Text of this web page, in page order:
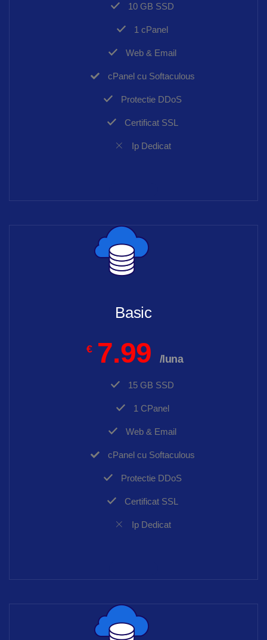
10 GB SSD
1 cPanel
Web & Email
cPanel cu Softaculous
Protectie DDoS
Certificat SSL
Ip Dedicat
Basic
€ 7.99 /luna
15 GB SSD
1 CPanel
Web & Email
cPanel cu Softaculous
Protectie DDoS
Certificat SSL
Ip Dedicat